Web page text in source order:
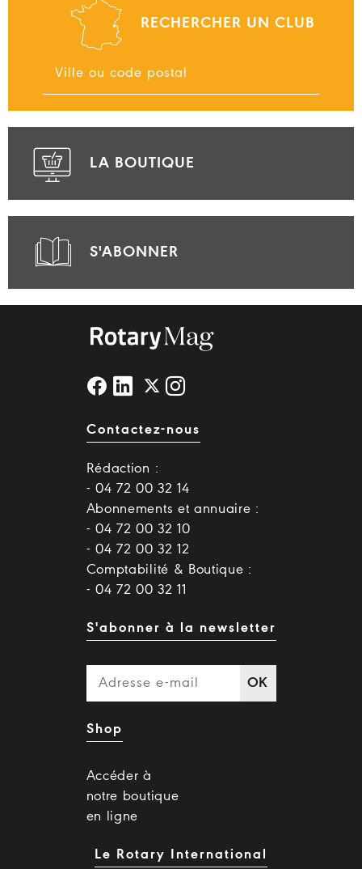
RECHERCHER UN CLUB
LA BOUTIQUE
S'ABONNER
Contactez-nous
Rédaction :
- 04 72 00 32 14
Abonnements et annuaire :
- 04 72 00 32 10
- 04 72 00 32 12
Comptabilité & Boutique :
- 04 72 00 32 11
S'abonner à la newsletter
OK
Shop
Accéder à
notre boutique
en ligne
Le Rotary International